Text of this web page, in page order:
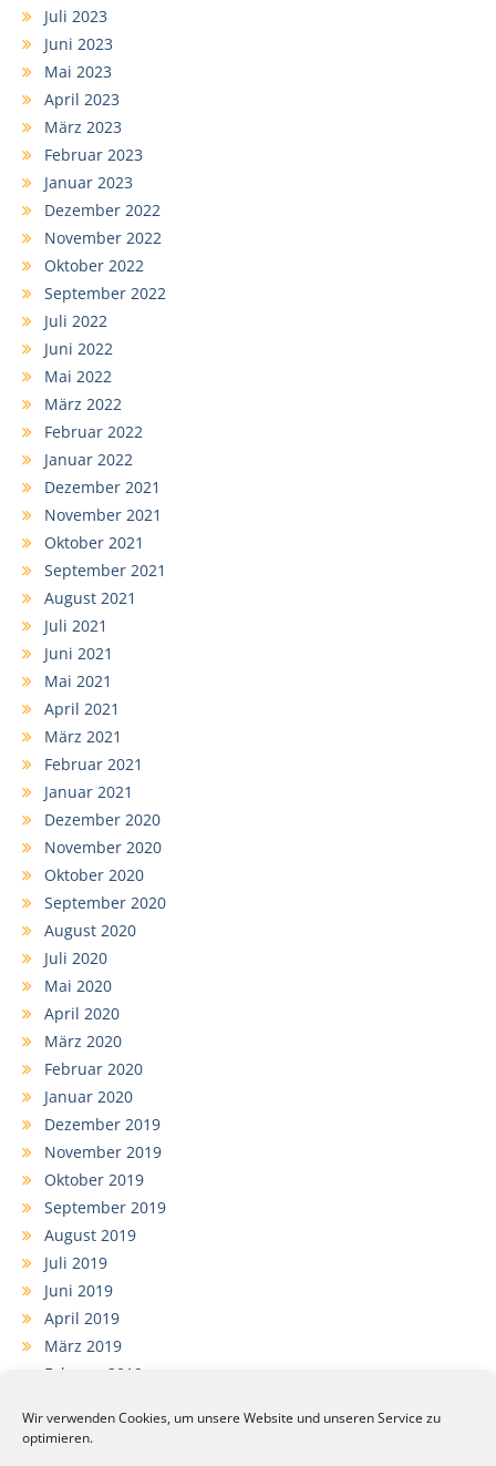
Wir verwenden Cookies, um unsere Website und unseren Service zu
optimieren.
Juli 2023
Juni 2023
Mai 2023
April 2023
März 2023
Februar 2023
Januar 2023
Dezember 2022
November 2022
Oktober 2022
September 2022
Juli 2022
Juni 2022
Mai 2022
März 2022
Februar 2022
Januar 2022
Dezember 2021
November 2021
Oktober 2021
September 2021
August 2021
Juli 2021
Juni 2021
Mai 2021
April 2021
März 2021
Februar 2021
Januar 2021
Dezember 2020
November 2020
Oktober 2020
September 2020
August 2020
Juli 2020
Mai 2020
April 2020
März 2020
Februar 2020
Januar 2020
Dezember 2019
November 2019
Oktober 2019
September 2019
August 2019
Juli 2019
Juni 2019
April 2019
März 2019
Februar 2019
Dezember 2018